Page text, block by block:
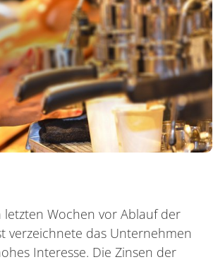
letzten Wochen vor Ablauf der
verzeichnete das Unternehmen
Interesse. Die Zinsen der